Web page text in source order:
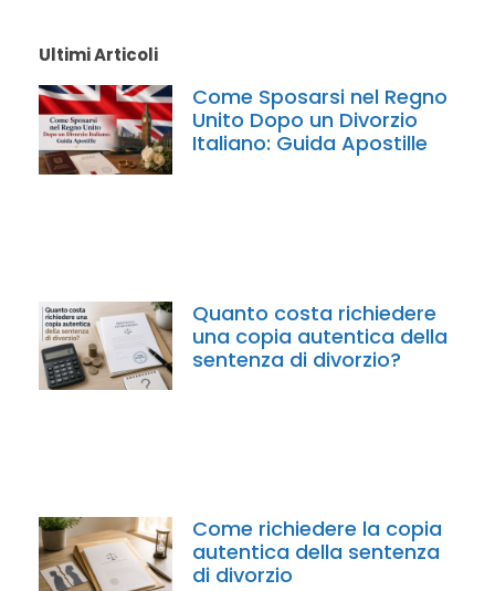
Ultimi Articoli
Come Sposarsi nel Regno
Unito Dopo un Divorzio
Italiano: Guida Apostille
Quanto costa richiedere
una copia autentica della
sentenza di divorzio?
Come richiedere la copia
autentica della sentenza
di divorzio